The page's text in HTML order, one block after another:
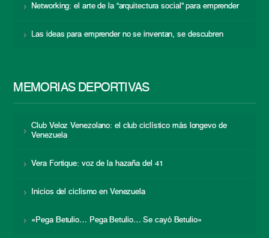
Networking: el arte de la “arquitectura social” para emprender
Las ideas para emprender no se inventan, se descubren
MEMORIAS DEPORTIVAS
Club Veloz Venezolano: el club ciclístico más longevo de
Venezuela
Vera Fortique: voz de la hazaña del 41
Inicios del ciclismo en Venezuela
«Pega Betulio… Pega Betulio… Se cayó Betulio»